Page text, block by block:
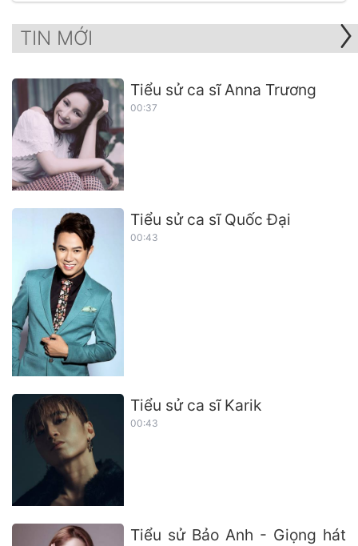
TIN MỚI
Tiểu sử ca sĩ Anna Trương
00:37
Tiểu sử ca sĩ Quốc Đại
00:43
Tiểu sử ca sĩ Karik
00:43
Tiểu sử Bảo Anh - Giọng hát